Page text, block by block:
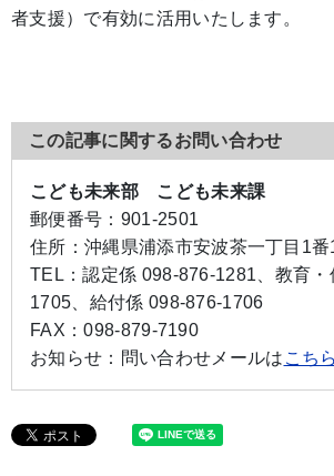
者支援）で有効に活用いたします。
この記事に関するお問い合わせ
こども未来部 こども未来課
郵便番号： 901-2501
住所： 沖縄県浦添市安波茶一丁目1
TEL：認定係 098-876-1281、教育
1705、給付係 098-876-1706
FAX：098-879-7190
お知らせ： 問い合わせメールは こちら